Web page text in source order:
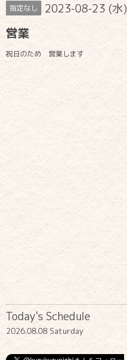
指定なし 2023-08-23 (水)
営業
祝日のため 営業します
Today's Schedule
2026.08.08 Saturday